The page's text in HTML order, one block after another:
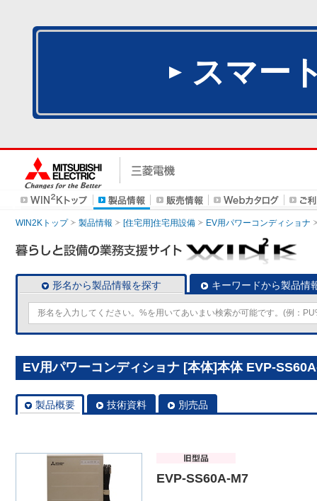
スマー
WIN2Kトップ 製品情報 [住宅用]住宅用設備 EV用パワーコンディショナ
形名から製品情報を探す キーワードから製品情
EV用パワーコンディショナ [本体]本体 EVP-
製品概要 技術資料 別売品
EVP-SS60A-M7